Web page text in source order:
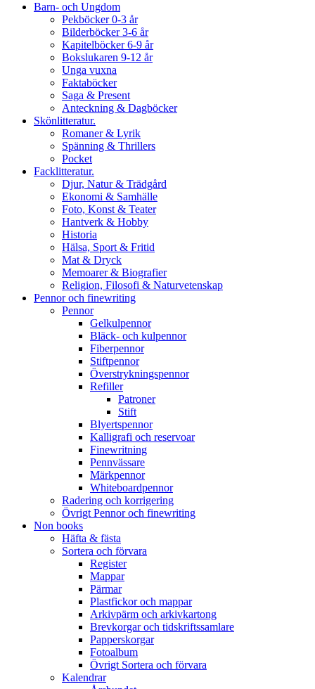
Barn- och Ungdom
Pekböcker 0-3 år
Bilderböcker 3-6 år
Kapitelböcker 6-9 år
Bokslukaren 9-12 år
Unga vuxna
Faktaböcker
Saga & Present
Anteckning & Dagböcker
Skönlitteratur.
Romaner & Lyrik
Spänning & Thrillers
Pocket
Facklitteratur.
Djur, Natur & Trädgård
Ekonomi & Samhälle
Foto, Konst & Teater
Hantverk & Hobby
Historia
Hälsa, Sport & Fritid
Mat & Dryck
Memoarer & Biografier
Religion, Filosofi & Naturvetenskap
Pennor och finewriting
Pennor
Gelkulpennor
Bläck- och kulpennor
Fiberpennor
Stiftpennor
Överstrykningspennor
Refiller
Patroner
Stift
Blyertspennor
Kalligrafi och reservoar
Finewritning
Pennvässare
Märkpennor
Whiteboardpennor
Radering och korrigering
Övrigt Pennor och finewriting
Non books
Häfta & fästa
Sortera och förvara
Register
Mappar
Pärmar
Plastfickor och mappar
Arkivpärm och arkivkartong
Brevkorgar och tidskriftssamlare
Papperskorgar
Fotoalbum
Övrigt Sortera och förvara
Kalendrar